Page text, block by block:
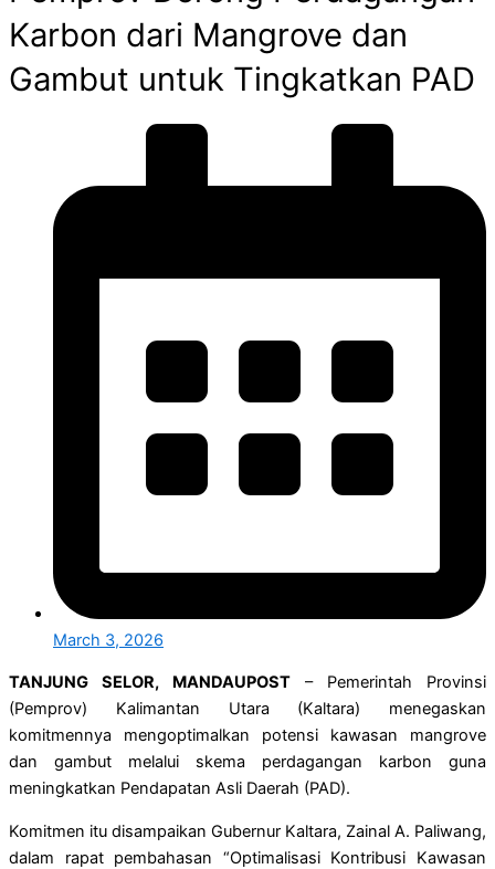
Karbon dari Mangrove dan
Gambut untuk Tingkatkan PAD
March 3, 2026
TANJUNG SELOR, MANDAUPOST – Pemerintah Provinsi
(Pemprov) Kalimantan Utara (Kaltara) menegaskan
komitmennya mengoptimalkan potensi kawasan mangrove
dan gambut melalui skema perdagangan karbon guna
meningkatkan Pendapatan Asli Daerah (PAD).
Komitmen itu disampaikan Gubernur Kaltara, Zainal A. Paliwang,
dalam rapat pembahasan “Optimalisasi Kontribusi Kawasan